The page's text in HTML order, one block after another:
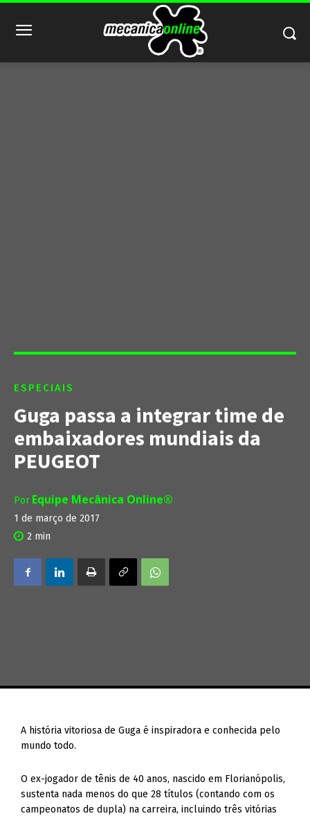
ESPECIAIS
Guga passa a integrar time de
embaixadores mundiais da
PEUGEOT
Por Equipe Mecânica Online®
1 de março de 2017
2 min
A história vitoriosa de Guga é inspiradora e conhecida pelo
mundo todo.
O ex-jogador de tênis de 40 anos, nascido em Florianópolis,
sustenta nada menos do que 28 títulos (contando com os
campeonatos de dupla) na carreira, incluindo três vitórias